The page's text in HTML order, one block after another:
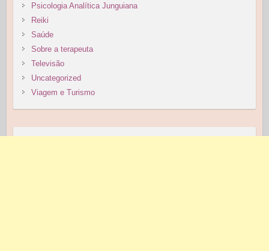
Psicologia Analítica Junguiana
Reiki
Saúde
Sobre a terapeuta
Televisão
Uncategorized
Viagem e Turismo